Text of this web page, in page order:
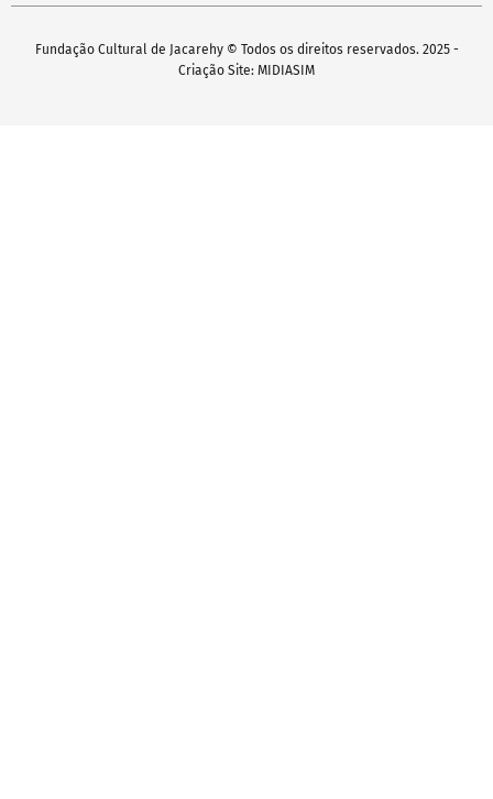
Fundação Cultural de Jacarehy © Todos os direitos reservados. 2025 -
Criação Site: MIDIASIM